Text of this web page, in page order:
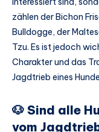
zählen der Bichon
Bulldogge, der
Tzu. Es ist jedoch
Charakter und das
Jagdtrieb eines
🐶 Sind alle
vom